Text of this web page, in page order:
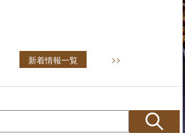
新着情報一覧 >>